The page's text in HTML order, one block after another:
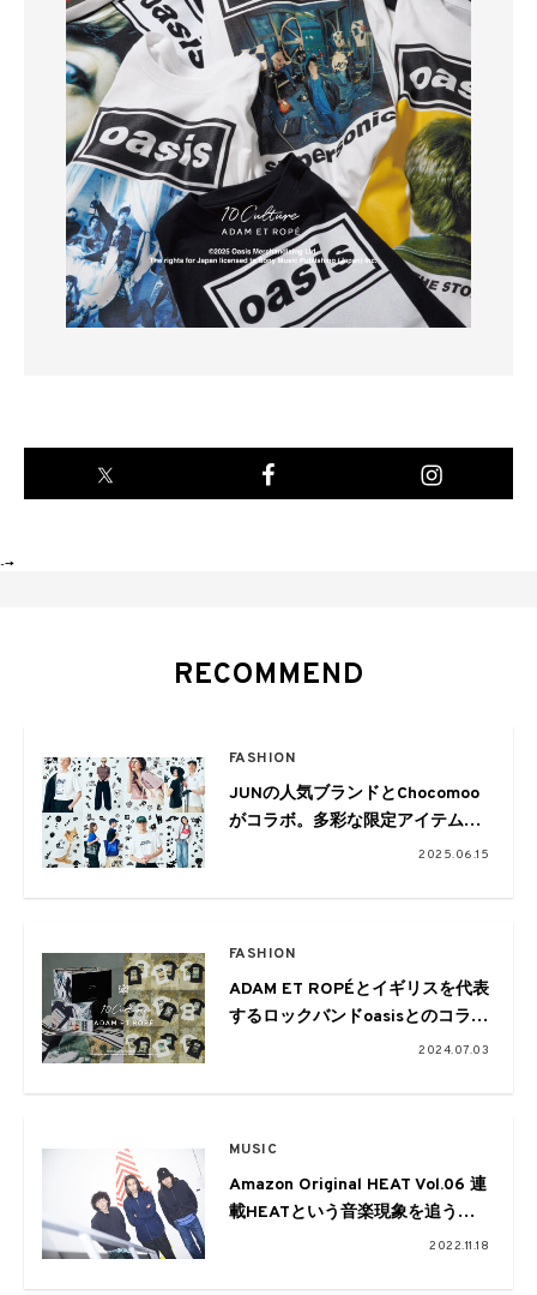
-->
RECOMMEND
FASHION
JUNの人気ブランドとChocomoo
がコラボ。多彩な限定アイテムを
2025.06.15
FASHION
ADAM ET ROPÉとイギリスを代表
するロックバンドoasisとのコラボ
レーションアイテムの予約がスタ
2024.07.03
MUSIC
Amazon Original HEAT Vol.06 連
載HEATという音楽現象を追う：
2022.11.18